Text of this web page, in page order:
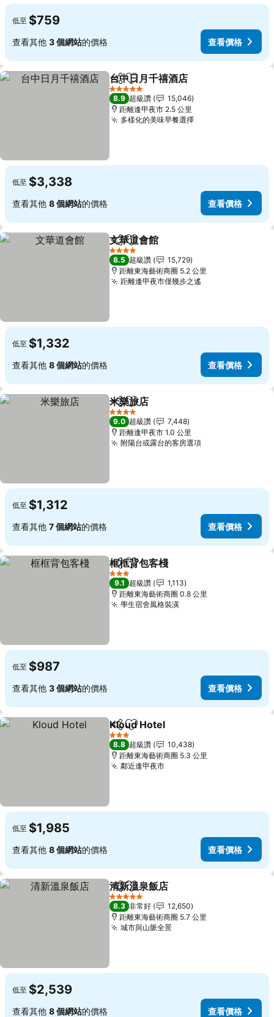
低至 $759
查看其他 3 個網站的價格 查看價格
分享 加入我的最愛
台中日月千禧酒店
5 星級
8.9 超級讚
15,046
距離逢甲夜市 2.5 公里
多樣化的美味早餐選擇查看價格
低至 $3,338
查看其他 8 個網站的價格 查看價格
分享 加入我的最愛
文華道會館
4 星級
8.5 超級讚
15,729
距離東海藝術商圈 5.2 公里
距離逢甲夜市僅幾步之遙
低至 $1,332
查看其他 8 個網站的價格 查看價格
分享 加入我的最愛
米樂旅店
4 星級
9.0 超級讚
7,448
距離逢甲夜市 1.0 公里
附陽台或露台的客房選項
低至 $1,312
查看其他 7 個網站的價格 查看價格
分享 加入我的最愛
框框背包客棧
3 星級
9.1 超級讚
1,113
距離東海藝術商圈 0.8 公里
學生宿舍風格裝潢查看價格
低至 $987
查看其他 3 個網站的價格 查看價格
分享 加入我的最愛
Kloud Hotel
3 星級
8.8 超級讚
10,438
距離東海藝術商圈 5.3 公里
鄰近逢甲夜市查看價格
低至 $1,985
查看其他 8 個網站的價格 查看價格
分享 加入我的最愛
清新溫泉飯店
5 星級
8.3 非常好
12,650
距離東海藝術商圈 5.7 公里
城市與山脈全景查看價格
低至 $2,539
查看其他 8 個網站的價格 查看價格